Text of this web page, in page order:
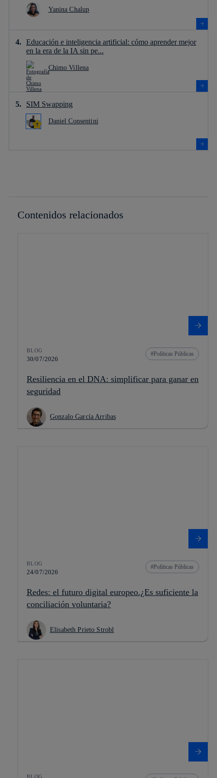
Yanina Chalup
Educación e inteligencia artificial: cómo aprender mejor
en la era de la IA sin pe...
Chimo Villena
SIM Swapping
Daniel Consentini
Contenidos relacionados
BLOG
30/07/2026
Políticas Públicas
Resiliencia en el DNA: simplificar para ganar en
seguridad
Gonzalo García Arribas
BLOG
24/07/2026
Políticas Públicas
Redes: el futuro digital europeo.¿Es suficiente la
conciliación voluntaria?
Elisabeth Prieto Strobl
BLOG